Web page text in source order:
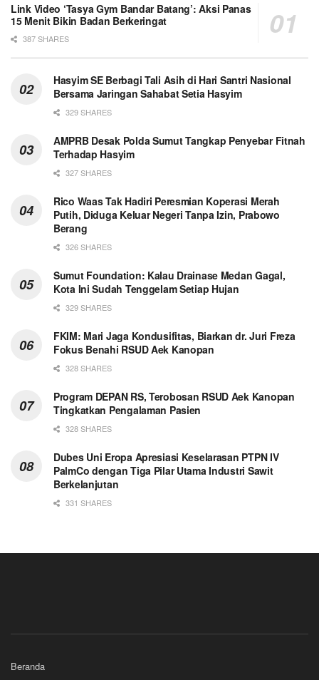
Link Video ‘Tasya Gym Bandar Batang’: Aksi Panas
15 Menit Bikin Badan Berkeringat
387 SHARES
Hasyim SE Berbagi Tali Asih di Hari Santri Nasional
Bersama Jaringan Sahabat Setia Hasyim
329 SHARES
AMPRB Desak Polda Sumut Tangkap Penyebar Fitnah
Terhadap Hasyim
327 SHARES
Rico Waas Tak Hadiri Peresmian Koperasi Merah
Putih, Diduga Keluar Negeri Tanpa Izin, Prabowo
Berang
326 SHARES
Sumut Foundation: Kalau Drainase Medan Gagal,
Kota Ini Sudah Tenggelam Setiap Hujan
329 SHARES
FKIM: Mari Jaga Kondusifitas, Biarkan dr. Juri Freza
Fokus Benahi RSUD Aek Kanopan
328 SHARES
Program DEPAN RS, Terobosan RSUD Aek Kanopan
Tingkatkan Pengalaman Pasien
328 SHARES
Dubes Uni Eropa Apresiasi Keselarasan PTPN IV
PalmCo dengan Tiga Pilar Utama Industri Sawit
Berkelanjutan
331 SHARES
Beranda